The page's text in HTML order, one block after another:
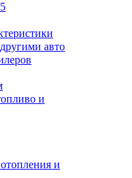
авто
и
и